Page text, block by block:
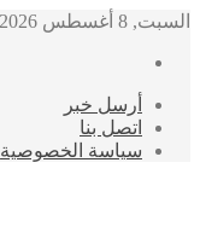
السبت, 8 أغسطس 2026
أرسل خبر
اتصل بنا
سياسة الخصوصية